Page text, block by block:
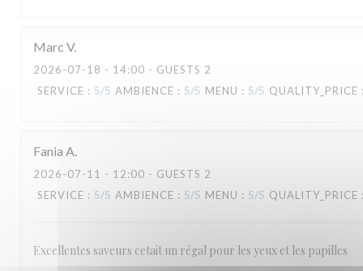
Marc V
2026-07-18 - 14:00 - GUESTS 2
SERVICE : 5/5 AMBIENCE : 5/5 MENU : 5/5 QUALITY_PRICE
Fania A
2026-07-11 - 12:00 - GUESTS 2
SERVICE : 5/5 AMBIENCE : 5/5 MENU : 5/5 QUALITY_PRICE
Excellentes saveurs cetait un régal pour les yeux et les papilles